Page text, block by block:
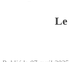
Le